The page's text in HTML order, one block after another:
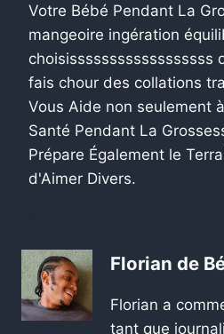
Votre Bébé Pendant La
mangeoire ingération
choisissssssssssssssssss
fais chour des collations
Vous Aide non seulement
Santé Pendant La
Prépare Également le
d'Aimer Divers.
Florian de
Florian a
tant que